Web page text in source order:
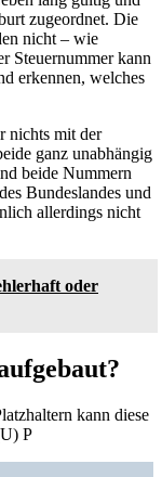
zugeordnet. Die
nicht – wie
Steuernummer kann
erkennen, welches
nichts mit der
ganz unabhängig
beide Nummern
Bundeslandes und
allerdings nicht
oder
kann diese
P